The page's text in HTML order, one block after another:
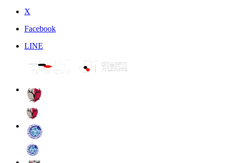
X
Facebook
LINE